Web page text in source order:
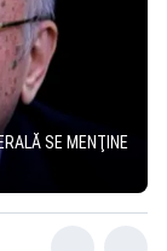
SE MENŢINE